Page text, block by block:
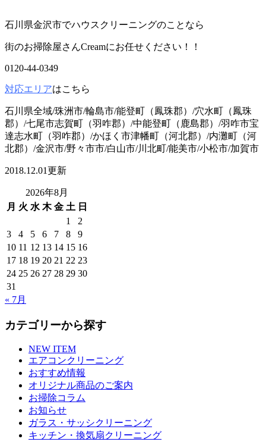
石川県金沢市でハウスクリーニングのことなら
街のお掃除屋さんCreamにお任せください！！
0120-44-0349
対応エリアはこちら
石川県全域/珠洲市/輪島市/能登町（鳳珠郡）/穴水町（鳳珠
郡）/七尾市志賀町（羽咋郡）/中能登町（鹿島郡）/羽咋市宝
達志水町（羽咋郡）/かほく市津幡町（河北郡）/内灘町（河
北郡）/金沢市/野々市市/白山市/川北町/能美市/小松市/加賀市
2018.12.01更新
2026年8月
月 火 水 木 金 土 日
1
2
3
4 5 6 7 8
9
10 11 12 13 14 15 16
17 18 19 20 21 22 23
24 25 26 27 28 29 30
31
« 7月
カテゴリーから探す
NEW ITEM
エアコンクリーニング
おすすめ情報
オリジナル商品のご案内
お掃除コラム
お知らせ
ガラス・サッシクリーニング
キッチン・換気扇クリーニング